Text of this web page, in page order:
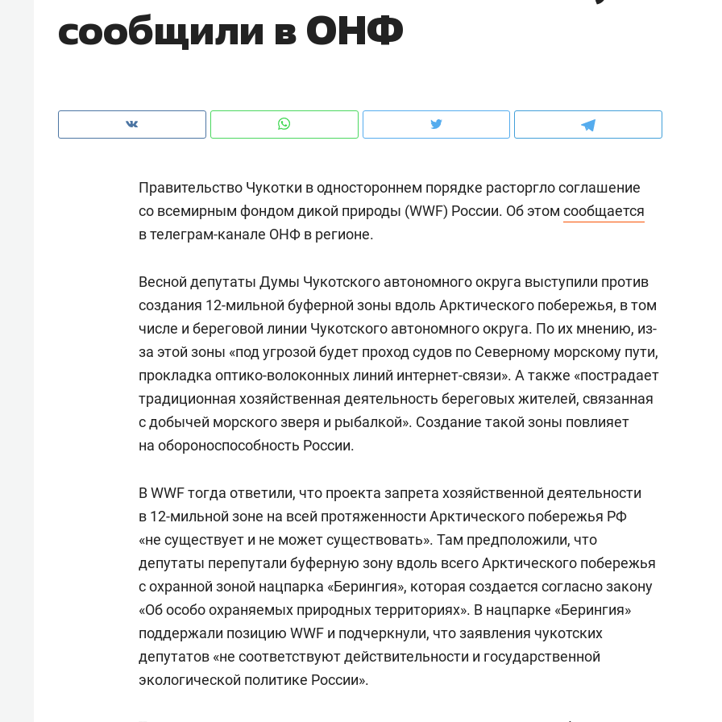
сообщили в ОНФ
Правительство Чукотки в одностороннем порядке расторгло соглашение
со всемирным фондом дикой природы (WWF) России. Об этом сообщается
в телеграм-канале ОНФ в регионе.
Весной депутаты Думы Чукотского автономного округа выступили против
создания 12-мильной буферной зоны вдоль Арктического побережья, в том
числе и береговой линии Чукотского автономного округа. По их мнению, из-
за этой зоны «под угрозой будет проход судов по Северному морскому пути,
прокладка оптико-волоконных линий интернет-связи». А также «пострадает
традиционная хозяйственная деятельность береговых жителей, связанная
с добычей морского зверя и рыбалкой». Создание такой зоны повлияет
на обороноспособность России.
В WWF тогда ответили, что проекта запрета хозяйственной деятельности
в 12-мильной зоне на всей протяженности Арктического побережья РФ
«не существует и не может существовать». Там предположили, что
депутаты перепутали буферную зону вдоль всего Арктического побережья
с охранной зоной нацпарка «Берингия», которая создается согласно закону
«Об особо охраняемых природных территориях». В нацпарке «Берингия»
поддержали позицию WWF и подчеркнули, что заявления чукотских
депутатов «не соответствуют действительности и государственной
экологической политике России».
рынки, почему надо знать аксакалов и
чем интересен Оман?
о трехкратном росте цен, дотошных
клиентах и чудных запросах мастеров
Падел, фитнес, танцы и даже
ниндзя-зал: как ТРЦ «Франт»
стал Меккой для любителей
Психотерапевт «Фороса»:
«Директорский невроз» –
когда человек не считает
свою сверхнагрузку
Рекомендуем
Дизайнер-прораб
Наседкина: «Ремонт
с мебелью за 2
для меня это